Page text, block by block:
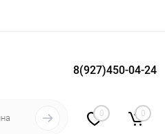
Вход Регистрация
8(927)450-04-24
0 0